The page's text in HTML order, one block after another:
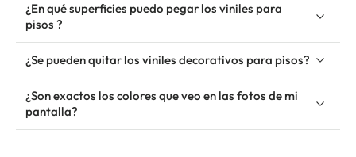
¿En qué superficies puedo pegar los viniles para
pisos ?
¿Se pueden quitar los viniles decorativos para pisos?
¿Son exactos los colores que veo en las fotos de mi
pantalla?